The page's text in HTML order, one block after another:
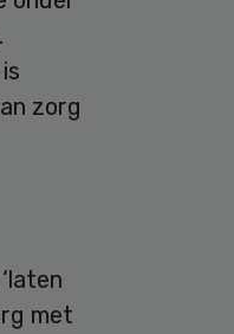
zorg
met